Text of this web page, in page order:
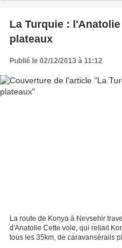
La Turquie :
plateaux
Publié le 02/12/2013 à 11:12
La route de Konya à Nevsehir
d'Anatolie Cette voie, qui reliait
tous les 35km, de caravansérails